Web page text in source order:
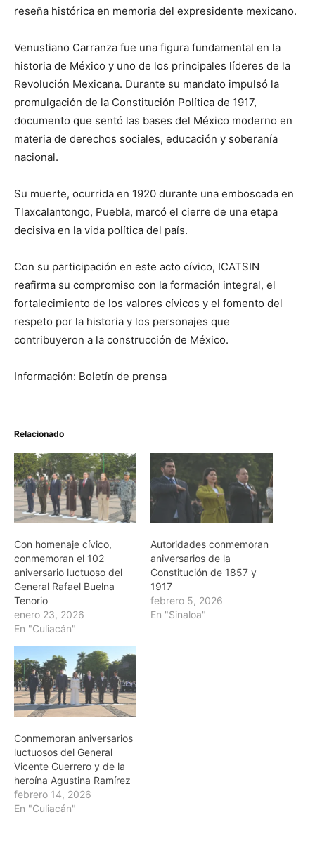
reseña histórica en memoria del expresidente mexicano.
Venustiano Carranza fue una figura fundamental en la
historia de México y uno de los principales líderes de la
Revolución Mexicana. Durante su mandato impulsó la
promulgación de la Constitución Política de 1917,
documento que sentó las bases del México moderno en
materia de derechos sociales, educación y soberanía
nacional.
Su muerte, ocurrida en 1920 durante una emboscada en
Tlaxcalantongo, Puebla, marcó el cierre de una etapa
decisiva en la vida política del país.
Con su participación en este acto cívico, ICATSIN
reafirma su compromiso con la formación integral, el
fortalecimiento de los valores cívicos y el fomento del
respeto por la historia y los personajes que
contribuyeron a la construcción de México.
Información: Boletín de prensa
Relacionado
Con homenaje cívico,
conmemoran el 102
aniversario luctuoso del
General Rafael Buelna
Tenorio
enero 23, 2026
En "Culiacán"
Autoridades conmemoran
aniversarios de la
Constitución de 1857 y
1917
febrero 5, 2026
En "Sinaloa"
Conmemoran aniversarios
luctuosos del General
Vicente Guerrero y de la
heroína Agustina Ramírez
febrero 14, 2026
En "Culiacán"